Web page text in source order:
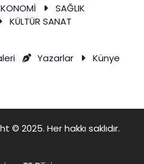
SAĞLIK
KÜLTÜR SANAT
Yazarlar
Künye
© 2025. Her hakkı saklıdır.